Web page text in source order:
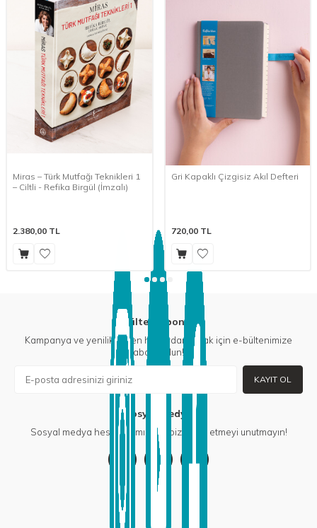
Miras – Türk Mutfağı Teknikleri 1
– Ciltli - Refika Birgül (İmzalı)
2.380,00 TL
Gri Kapaklı Çizgisiz Akıl Defteri
720,00TL
E-Bülten Aboneliği
Kampanya ve yeniliklerden haberdar olmak için e-bültenimize
abone olun!
KAYIT OL
Sosyal Medya
Sosyal medya hesaplarımızdan bizi takip etmeyi unutmayın!